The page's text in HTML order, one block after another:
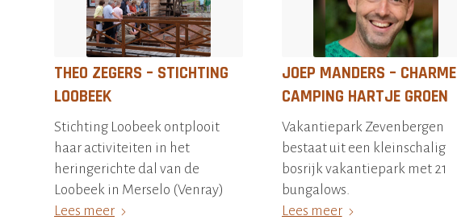
THEO ZEGERS – STICHTING
LOOBEEK
Stichting Loobeek ontplooit
haar activiteiten in het
heringerichte dal van de
Loobeek in Merselo (Venray)
Lees meer
JOEP MANDERS – CHARME
CAMPING HARTJE GROEN
Vakantiepark Zevenbergen
bestaat uit een kleinschalig
bosrijk vakantiepark met 21
bungalows.
Lees meer